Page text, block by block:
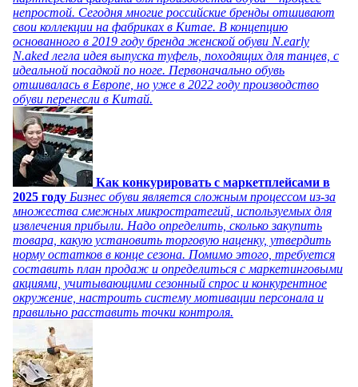
непростой. Сегодня многие российские бренды отшивают
свои коллекции на фабриках в Китае. В концепцию
основанного в 2019 году бренда женской обуви N.early
N.aked легла идея выпуска туфель, походящих для танцев, с
идеальной посадкой по ноге. Первоначально обувь
отшивалась в Европе, но уже в 2022 году производство
обуви перенесли в Китай.
Как конкурировать с маркетплейсами в
2025 году Бизнес обуви является сложным процессом из-за
множества смежных микростратегий, используемых для
извлечения прибыли. Надо определить, сколько закупить
товара, какую установить торговую наценку, утвердить
норму остатков в конце сезона. Помимо этого, требуется
составить план продаж и определиться с маркетинговыми
акциями, учитывающими сезонный спрос и конкурентное
окружение, настроить систему мотивации персонала и
правильно расставить точки контроля.